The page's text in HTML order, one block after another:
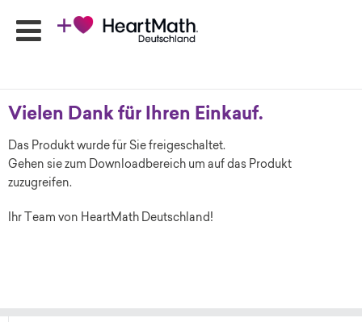
HeartMath
Seminare
Online-
Programme
Newsletter
Vielen Dank für Ihren Einkauf.
Das Produkt wurde für Sie freigeschaltet.
Gehen sie zum Downloadbereich um auf das Produkt
zuzugreifen.
Ihr Team von HeartMath Deutschland!